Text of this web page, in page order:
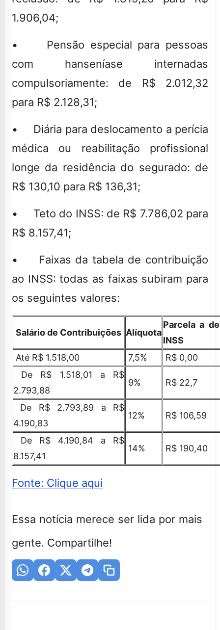
1.906,04;
• Pensão especial para pessoas
com hanseníase internadas
compulsoriamente: de R$ 2.012,32
para R$ 2.128,31;
• Diária para deslocamento a perícia
médica ou reabilitação profissional
longe da residência do segurado: de
R$ 130,10 para R$ 136,31;
• Teto do INSS: de R$ 7.786,02 para
R$ 8.157,41;
• Faixas da tabela de contribuição
ao INSS: todas as faixas subiram para
os seguintes valores:
Salário de Contribuições Alíquota
Parcela a
INSS
Até R$ 1.518,00
7,5%
R$ 0,00
De R$ 1.518,01 a R$
2.793,88
9% R$ 22,7
De R$ 2.793,89 a R$
4.190,83
12% R$ 106,59
De R$ 4.190,84 a R$
8.157,41
14% R$ 190,40
Fonte: Clique aqui
Essa notícia merece ser lida por mais
gente. Compartilhe!